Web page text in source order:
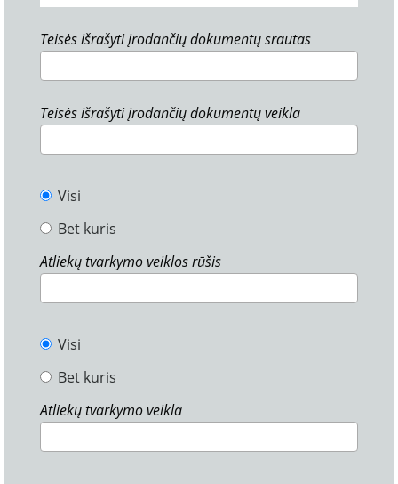
Teisės išrašyti įrodančių dokumentų srautas
Teisės išrašyti įrodančių dokumentų veikla
Visi
Bet kuris
Atliekų tvarkymo veiklos rūšis
Visi
Bet kuris
Atliekų tvarkymo veikla